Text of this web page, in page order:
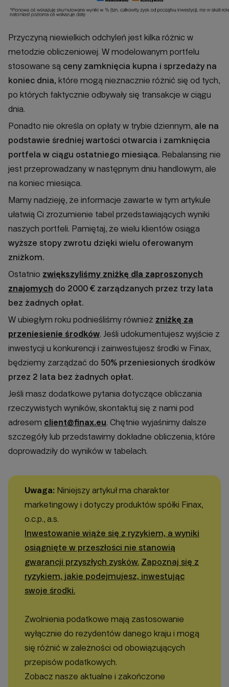
Przyczyną niewielkich odchyleń jest kilka różnic w
metodzie obliczeniowej. W modelowanym portfelu
stosowane są ceny zamknięcia kupna i sprzedaży na
koniec dnia, które mogą nieznacznie różnić się od tych,
po których faktycznie odbywały się transakcje w ciągu
dnia.
Ponadto nie określa on opłaty w trybie dziennym, ale na
podstawie średniej wartości otwarcia i zamknięcia
portfela w ciągu ostatniego miesiąca. Rebalansing nie
jest przeprowadzany w następnym dniu handlowym, ale
na koniec miesiąca.
Mamy nadzieję, że informacje zawarte w tym artykule
ułatwią Ci zrozumienie tabel przedstawiających wyniki
naszych portfeli. Pamiętaj, że wielu klientów osiąga
wyższe stopy zwrotu dzięki wielu oferowanym
zniżkom.
Ostatnio zwiększyliśmy zniżkę dla zaproszonych
znajomych do 2000 € zarządzanych przez trzy lata
bez żadnych opłat.
W ubiegłym roku podnieśliśmy również zniżkę za
przeniesienie środków. Jeśli udokumentujesz wyjście z
inwestycji u konkurencji i zainwestujesz środki w Finax,
będziemy zarządzać do 50% przeniesionych środków
przez 2 lata bez żadnych opłat.
Jeśli masz dodatkowe pytania dotyczące obliczania
rzeczywistych wyników, skontaktuj się z nami pod
adresem client@finax.eu. Chętnie wyjaśnimy dalsze
szczegóły lub przedstawimy dokładne obliczenia, które
doprowadziły do wyników w tabelach.
Uwaga: Niniejszy artykuł ma charakter
marketingowy i dotyczy produktów spółki Finax,
o.c.p., a.s.
Inwestowanie wiąże się z ryzykiem, a wyniki
osiągnięte w przeszłości nie stanowią
gwarancji przyszłych zysków. Zapoznaj się z
ryzykiem, jakie podejmujesz, inwestując
swoje środki.
Zwolnienia podatkowe mają zastosowanie
wyłącznie do rezydentów danego kraju i mogą
się różnić w zależności od obowiązujących
przepisów podatkowych.
Zobacz nasze aktualne i zakończone